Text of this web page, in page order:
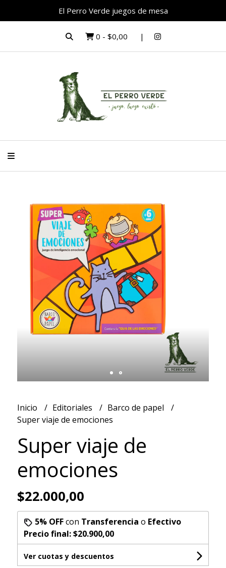
El Perro Verde juegos de mesa
0 - $0,00
Inicio Editoriales
Barco de papel
Super viaje de emociones
Super viaje de
emociones
$22.000,00
5% OFFcon Transferencia o Efectivo
Precio final:$20.900,00
Ver cuotas y descuentos